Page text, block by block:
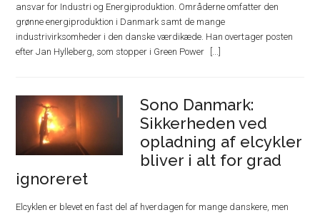
ansvar for Industri og Energiproduktion. Områderne omfatter den
grønne energiproduktion i Danmark samt de mange
industrivirksomheder i den danske værdikæde. Han overtager posten
efter Jan Hylleberg, som stopper i Green Power
Sono Danmark:
Sikkerheden ved
opladning af elcykler
bliver i alt for grad
ignoreret
Elcyklen er blevet en fast del af hverdagen for mange danskere, men